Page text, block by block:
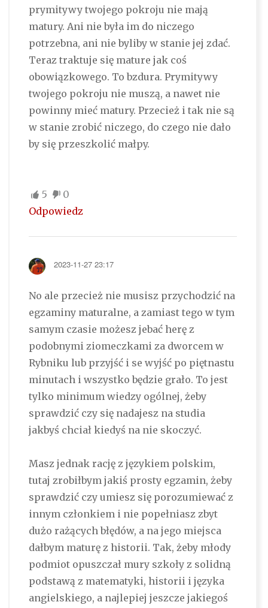
prymitywy twojego pokroju nie mają
matury. Ani nie była im do niczego
potrzebna, ani nie byliby w stanie jej zdać.
Teraz traktuje się mature jak coś
obowiązkowego. To bzdura. Prymitywy
twojego pokroju nie muszą, a nawet nie
powinny mieć matury. Przecież i tak nie są
w stanie zrobić niczego, do czego nie dało
by się przeszkolić małpy.
5
0
Odpowiedz
2023-11-27 23:17
No ale przecież nie musisz przychodzić na
egzaminy maturalne, a zamiast tego w tym
samym czasie możesz jebać herę z
podobnymi ziomeczkami za dworcem w
Rybniku lub przyjść i se wyjść po piętnastu
minutach i wszystko będzie grało. To jest
tylko minimum wiedzy ogólnej, żeby
sprawdzić czy się nadajesz na studia
jakbyś chciał kiedyś na nie skoczyć.
Masz jednak rację z językiem polskim,
tutaj zrobiłbym jakiś prosty egzamin, żeby
sprawdzić czy umiesz się porozumiewać z
innym członkiem i nie popełniasz zbyt
dużo rażących błędów, a na jego miejsca
dałbym maturę z historii. Tak, żeby młody
podmiot opuszczał mury szkoły z solidną
podstawą z matematyki, historii i języka
angielskiego, a najlepiej jeszcze jakiegoś